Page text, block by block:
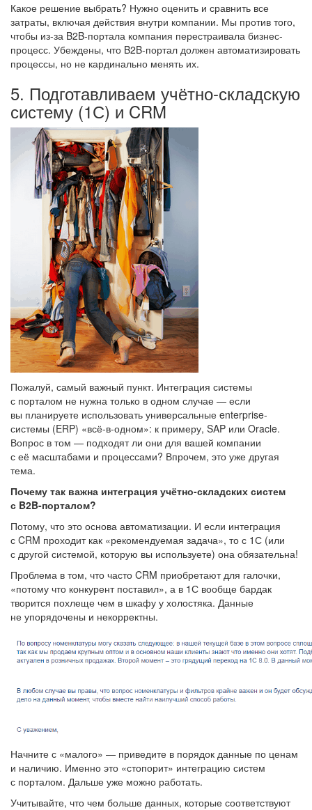
Какое решение выбрать? Нужно оценить и сравнить все
затраты, включая действия внутри компании. Мы против того,
чтобы из-за B2B-портала компания перестраивала бизнес-
процесс. Убеждены, что B2B-портал должен автоматизировать
процессы, но не кардинально менять их.
5. Подготавливаем учётно-складскую
систему (1С) и CRM
Пожалуй, самый важный пункт. Интеграция системы
с порталом не нужна только в одном случае — если
вы планируете использовать универсальные enterprise-
системы (ERP) «всё-в-одном»: к примеру, SAP или Oracle.
Вопрос в том — подходят ли они для вашей компании
с её масштабами и процессами? Впрочем, это уже другая
тема.
Почему так важна интеграция учётно-складских систем
с B2B-порталом?
Потому, что это основа автоматизации. И если интеграция
с CRM проходит как «рекомендуемая задача», то с 1С (или
с другой системой, которую вы используете) она обязательна!
Проблема в том, что часто CRM приобретают для галочки,
«потому что конкурент поставил», а в 1С вообще бардак
творится похлеще чем в шкафу у холостяка. Данные
не упорядочены и некорректны.
Начните с «малого» — приведите в порядок данные по ценам
и наличию. Именно это «стопорит» интеграцию систем
с порталом. Дальше уже можно работать.
Учитывайте, что чем больше данных, которые соответствуют